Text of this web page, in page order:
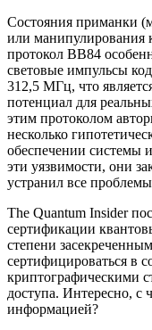
Состояния­ приманки
или манипулирования
протокол BB84
световые импульсы
312,5 МГц, что
потенциал для
этим протоколом
несколько
обеспечении системы
эти уязвимости, они
устранил все
The Quantum Insider
сертификации
степени
сертифицироваться в
криптографическими
доступа. Интересно, с
информацией?